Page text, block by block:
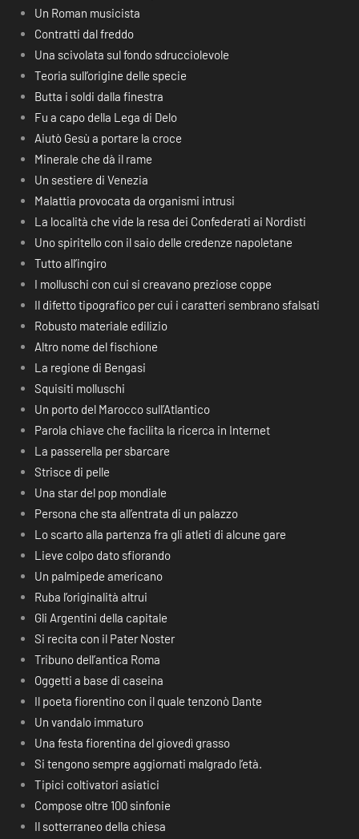
Un Roman musicista
Contratti dal freddo
Una scivolata sul fondo sdrucciolevole
Teoria sull’origine delle specie
Butta i soldi dalla finestra
Fu a capo della Lega di Delo
Aiutò Gesù a portare la croce
Minerale che dà il rame
Un sestiere di Venezia
Malattia provocata da organismi intrusi
La località che vide la resa dei Confederati ai Nordisti
Uno spiritello con il saio delle credenze napoletane
Tutto all’ingiro
I molluschi con cui si creavano preziose coppe
Il difetto tipografico per cui i caratteri sembrano sfalsati
Robusto materiale edilizio
Altro nome del fischione
La regione di Bengasi
Squisiti molluschi
Un porto del Marocco sull’Atlantico
Parola chiave che facilita la ricerca in Internet
La passerella per sbarcare
Strisce di pelle
Una star del pop mondiale
Persona che sta all’entrata di un palazzo
Lo scarto alla partenza fra gli atleti di alcune gare
Lieve colpo dato sfiorando
Un palmipede americano
Ruba l’originalità altrui
Gli Argentini della capitale
Si recita con il Pater Noster
Tribuno dell’antica Roma
Oggetti a base di caseina
Il poeta fiorentino con il quale tenzonò Dante
Un vandalo immaturo
Una festa fiorentina del giovedì grasso
Si tengono sempre aggiornati malgrado l’età.
Tipici coltivatori asiatici
Compose oltre 100 sinfonie
Il sotterraneo della chiesa